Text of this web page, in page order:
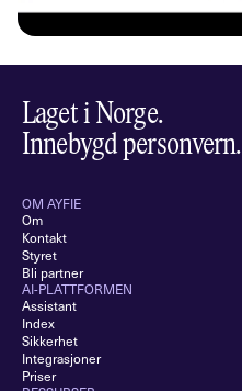
Laget i Norge.
Innebygd personvern.
OM AYFIE
Om
Kontakt
Styret
Bli partner
AI-PLATTFORMEN
Assistant
Index
Sikkerhet
Integrasjoner
Priser